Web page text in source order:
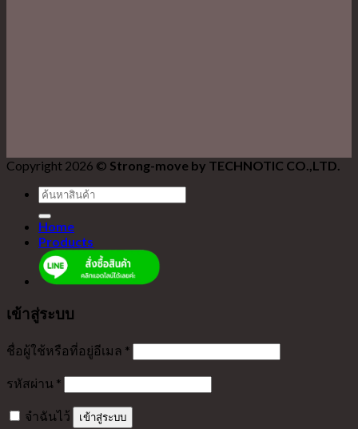
Copyright 2026 © Strong-move by TECHNOTIC CO.,LTD.
ค้นหา:
Home
Products
เข้าสู่ระบบ
ชื่อผู้ใช้หรือที่อยู่อีเมล *
รหัสผ่าน *
จำฉันไว้ เข้าสู่ระบบ